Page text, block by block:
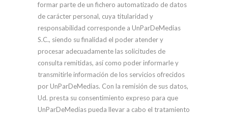
formar parte de un fichero automatizado de datos
de carácter personal, cuya titularidad y
responsabilidad corresponde a UnParDeMedias
S.C., siendo su finalidad el poder atender y
procesar adecuadamente las solicitudes de
consulta remitidas, así como poder informarle y
transmitirle información de los servicios ofrecidos
por UnParDeMedias. Con la remisión de sus datos,
Ud. presta su consentimiento expreso para que
UnParDeMedias pueda llevar a cabo el tratamiento